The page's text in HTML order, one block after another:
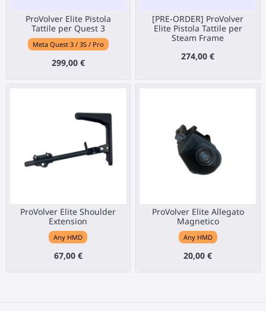
ProVolver Elite Pistola
Tattile per Quest 3
Meta Quest 3 / 3S / Pro
299,00 €
[PRE-ORDER] ProVolver
Elite Pistola Tattile per
Steam Frame
274,00 €
ProVolver Elite Shoulder
Extension
Any HMD
67,00 €
ProVolver Elite Allegato
Magnetico
Any HMD
20,00 €